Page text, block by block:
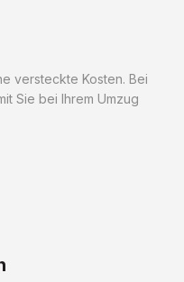
versteckte Kosten. Bei
Sie bei Ihrem Umzug